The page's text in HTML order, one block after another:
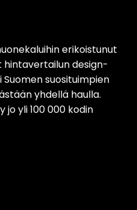
erikoistunut
hintavertailun design-
suosituimpien
yhdellä haulla.
jo yli 100 000 kodin